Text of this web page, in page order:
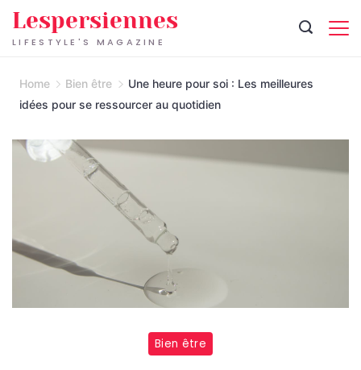
Skip
toLIFESTYLE'S MAGAZINE
Lespersiennes
Home Bien être
Une heure pour soi : Les meilleures
idées pour se ressourcer au quotidien
Bien être